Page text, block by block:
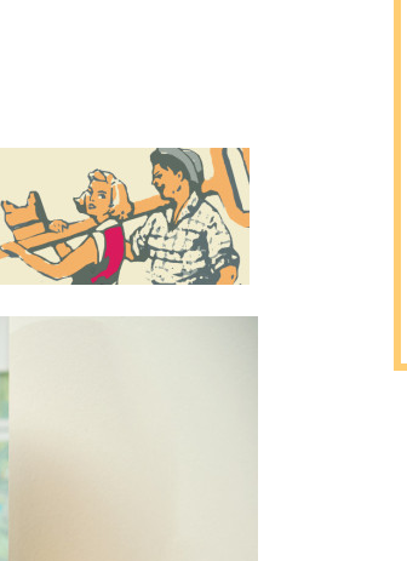
Центробанк: квартиры в домах
2020-2026 годов постройки на 9%
дешевле строящихся